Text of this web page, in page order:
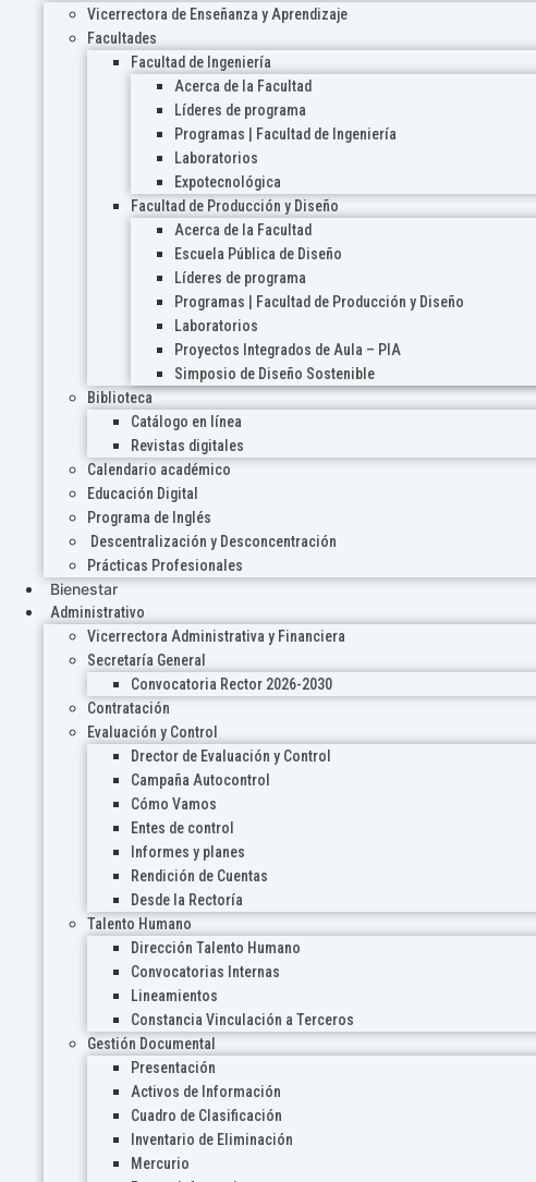
Vicerrectora de Enseñanza y Aprendizaje
Facultades
Facultad de Ingeniería
Acerca de la Facultad
Líderes de programa
Programas | Facultad de Ingeniería
Laboratorios
Expotecnológica
Facultad de Producción y Diseño
Acerca de la Facultad
Escuela Pública de Diseño
Líderes de programa
Programas | Facultad de Producción y Diseño
Laboratorios
Proyectos Integrados de Aula – PIA
Simposio de Diseño Sostenible
Biblioteca
Catálogo en línea
Revistas digitales
Calendario académico
Educación Digital
Programa de Inglés
Descentralización y Desconcentración
Prácticas Profesionales
Bienestar
Administrativo
Vicerrectora Administrativa y Financiera
Secretaría General
Convocatoria Rector 2026-2030
Contratación
Evaluación y Control
Drector de Evaluación y Control
Campaña Autocontrol
Cómo Vamos
Entes de control
Informes y planes
Rendición de Cuentas
Desde la Rectoría
Talento Humano
Dirección Talento Humano
Convocatorias Internas
Lineamientos
Constancia Vinculación a Terceros
Gestión Documental
Presentación
Activos de Información
Cuadro de Clasificación
Inventario de Eliminación
Mercurio